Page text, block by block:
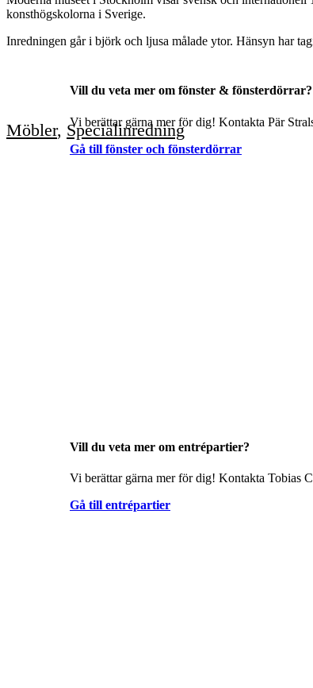
Vill du veta mer om fönster & fönsterdörrar?
Vi berättar gärna mer för dig! Kontakta Pär
Gå till fönster och fönsterdörrar
Vill du veta mer om entrépartier?
Vi berättar gärna mer för dig! Kontakta Tobias
Gå till entrépartier
konsthögskolorna i Sverige.
Inredningen går i björk och ljusa målade ytor. Hänsyn har
Möbler, Specialinredning